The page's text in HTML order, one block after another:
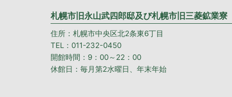
札幌市旧永山武四郎邸及び札幌市旧三菱鉱業寮
住所：札幌市中央区北2条東6丁目
TEL：011-232-0450
開館時間：9：00～22：00
休館日：毎月第2水曜日、年末年始